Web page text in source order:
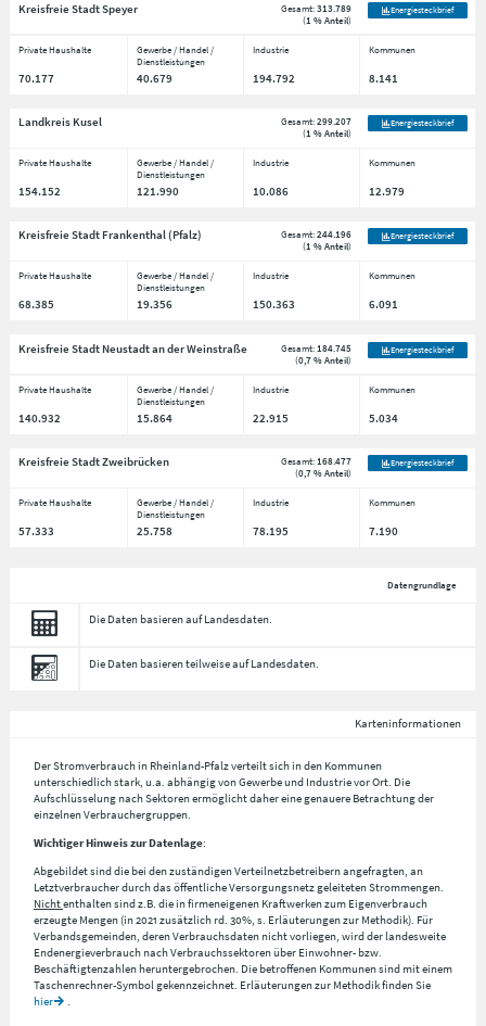
Kreisfreie Stadt Speyer Gesamt:313.789
(1 % Anteil)
Energiesteckbrief
Private Haushalte
Gewerbe / Handel /
Dienstleistungen
Industrie Kommunen
70.177 40.679 194.792 8.141
Landkreis Kusel Gesamt:299.207
(1 % Anteil)
Energiesteckbrief
Private Haushalte
Gewerbe / Handel /
Dienstleistungen
Industrie Kommunen
154.152 121.990 10.086 12.979
Kreisfreie Stadt Frankenthal (Pfalz) Gesamt:244.196
(1 % Anteil)
Energiesteckbrief
Private Haushalte
Gewerbe / Handel /
Dienstleistungen
Industrie Kommunen
68.385 19.356 150.363 6.091
Kreisfreie Stadt Neustadt an der Weinstraße Gesamt: 184.745
(0,7 % Anteil)
Energiesteckbrief
Private Haushalte
Gewerbe / Handel /
Dienstleistungen
Industrie Kommunen
140.932 15.864 22.915 5.034
Kreisfreie Stadt Zweibrücken Gesamt: 168.477
(0,7 % Anteil)
Energiesteckbrief
Private Haushalte
Gewerbe / Handel /
Dienstleistungen
Industrie Kommunen
57.333 25.758 78.195 7.190
Datengrundlage
Die Daten basieren auf Landesdaten.
Die Daten basieren teilweise auf Landesdaten.
Karteninformationen
Der Stromverbrauch in Rheinland-Pfalz verteilt sich in den Kommunen
unterschiedlich stark, u.a. abhängig von Gewerbe und Industrie vor Ort. Die
Aufschlüsselung nachSektorenermöglicht daher eine genauere Betrachtung der
einzelnen Verbrauchergruppen.
Wichtiger Hinweis zur Datenlage:
Abgebildet sind die bei den zuständigen Verteilnetzbetreibern angefragten, an
Letztverbraucher durch das öffentliche Versorgungsnetz geleiteten Strommengen.
Nichtenthalten sind z.B. die in firmeneigenen Kraftwerken zum Eigenverbrauch
erzeugte Mengen (in 2021 zusätzlich rd. 30%, s. Erläuterungen zur Methodik). Für
Verbandsgemeinden, deren Verbrauchsdaten nicht vorliegen, wird der landesweite
Endenergieverbrauch nach Verbrauchssektoren über Einwohner- bzw.
Beschäftigtenzahlen heruntergebrochen. Die betroffenen Kommunen sind mit einem
Taschenrechner-Symbol gekennzeichnet. Erläuterungen zur Methodik finden Sie
hier
.